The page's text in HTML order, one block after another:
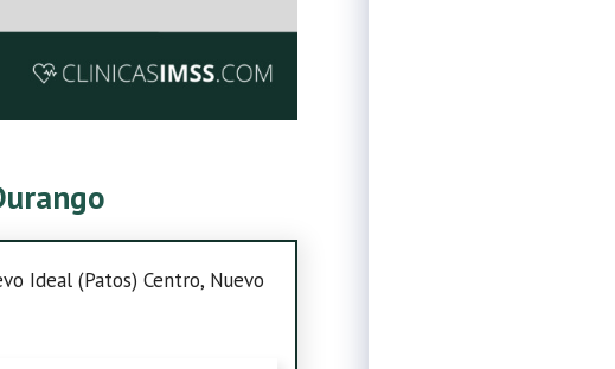
Ideal (Patos) Centro, Nuevo